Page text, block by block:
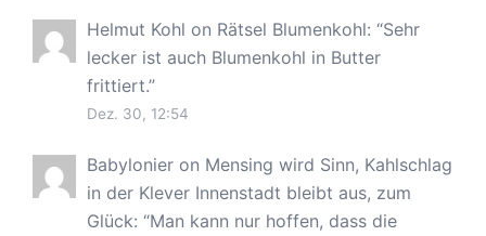
Helmut Kohl on Rätsel Blumenkohl: “Sehr
lecker ist auch Blumenkohl in Butter
frittiert.”
Dez. 30, 12:54
Babylonier on Mensing wird Sinn, Kahlschlag
in der Klever Innenstadt bleibt aus, zum
Glück: “Man kann nur hoffen, dass die